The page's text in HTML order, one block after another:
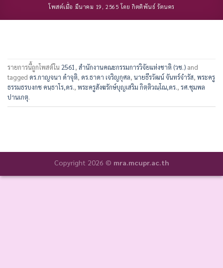
โพสต์เมื่อ มีนาคม 19, 2565 โดยกิตติพันธ์ รัตนคร
รายการนี้ถูกโพสต์ใน 2561 , สำนักงานคณะกรรมการวิจัยแห่งชาติ (วช.) and
tagged ดร.กาญจนา ดำจุติ, ดร.ธาดา เจริญกุศล, นายธีรวัฒน์ จันทร์จำรัส, พระครู
ธรรมธรบงกช คนฺธาโร,ดร., พระครูสังฆรักษ์บุญเสริม กิตฺติวณฺโณ,ดร., รศ.ชุมพล
ปานเกตุ.
Copyright 2026 © mra.mcupr.ac.th